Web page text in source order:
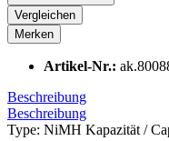
Vergleichen
Merken
Artikel-Nr.:
Beschreibung
Beschreibung
Type: NiMH Kapazität /